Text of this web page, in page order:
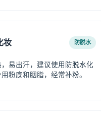
妆 防脱水
易出汗，建议使用防脱水化
粉底和胭脂，经常补粉。